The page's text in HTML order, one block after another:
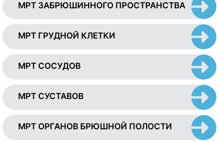
МРТ ЗАБРЮШИННОГО ПРОСТРАНСТВА
МРТ ГРУДНОЙ КЛЕТКИ
МРТ СОСУДОВ
МРТ СУСТАВОВ
МРТ ОРГАНОВ БРЮШНОЙ ПОЛОСТИ